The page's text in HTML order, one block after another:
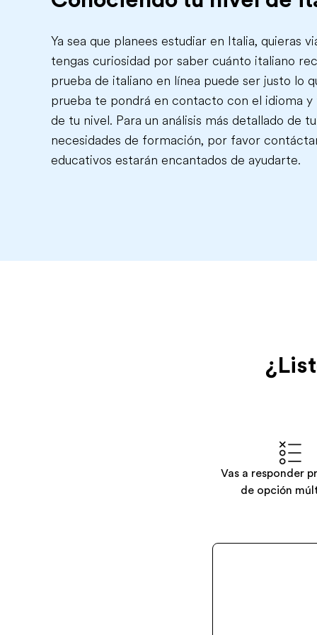
Ya sea que planees estudiar en Italia, quieras
tengas curiosidad por saber cuánto italiano
prueba de italiano en línea puede ser justo lo
prueba te pondrá en contacto con el idioma y
de tu nivel. Para un análisis más detallado de
necesidades de formación, por favor
educativos estarán encantados de ayudarte.
Vas a responder
de opción